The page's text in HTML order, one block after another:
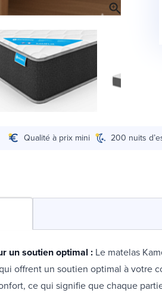
Qualité à prix mini 200 nuits
un soutien optimal : Le matelas
offrent un soutien optimal à votre
ce qui signifie que chaque